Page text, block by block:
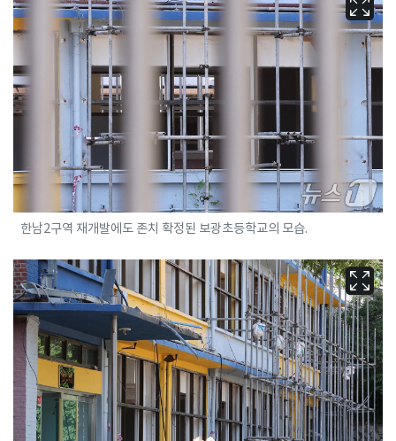
한남2구역 재개발에도 존치 확정된 보광초등학교의 모습.